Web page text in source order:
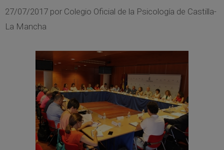
27/07/2017 por Colegio Oficial de la Psicología de Castilla-
La Mancha